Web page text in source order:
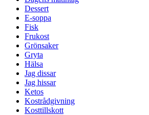
Dessert
E-soppa
Fisk
Frukost
Grönsaker
Gryta
Hälsa
Jag dissar
Jag hissar
Ketos
Kostrådgivning
Kosttillskott